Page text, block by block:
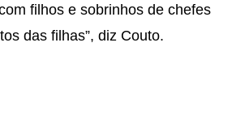
filhos e sobrinhos de chefes
das filhas”, diz Couto.